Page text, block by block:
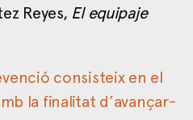
Reyes, El equipaje
consisteix en el
la finalitat d’avançar-